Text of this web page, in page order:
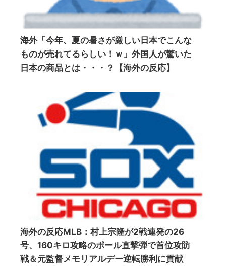
海外「今年、夏の暑さが厳しい日本でこんな
ものが売れてるらしい！ｗ」外国人が驚いた
日本の商品とは・・・？【海外の反応】
海外の反応MLB：村上宗隆が2戦連発の26
号、160キロ攻略のポール直撃弾で首位攻防
戦＆元監督メモリアルデー逆転勝利に貢献